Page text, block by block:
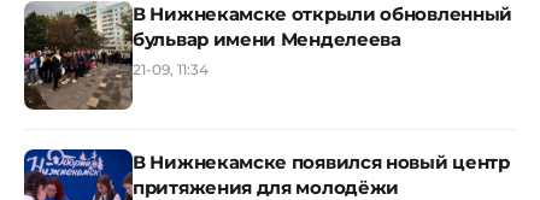
В Нижнекамске открыли обновленный
бульвар имени Менделеева
21-09, 11:34
В Нижнекамске появился новый центр
притяжения для молодёжи